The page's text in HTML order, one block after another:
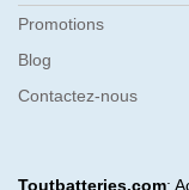
Promotions
Blog
Contactez-nous
Toutbatteries.com: